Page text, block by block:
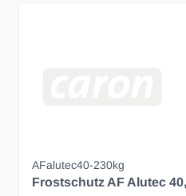
AFalutec40-230kg
Frostschutz AF Alutec